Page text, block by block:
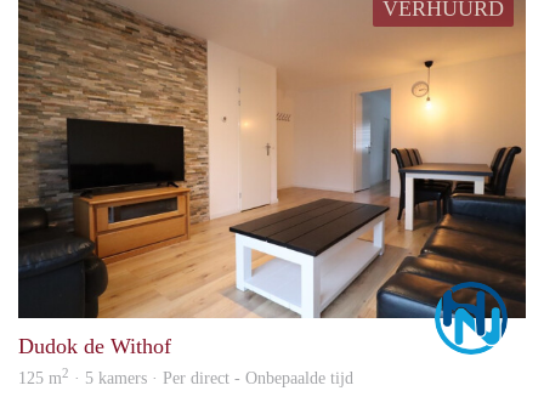
VERHUURD
Dudok de Withof
125 m2 · 5 kamers · Per direct - Onbepaalde tijd